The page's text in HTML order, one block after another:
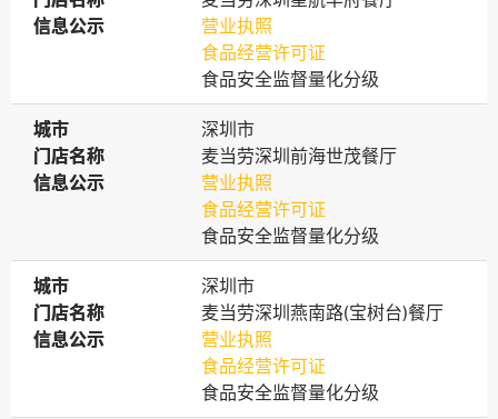
信息公示
信息公示
营业执照
食品经营许可证
食品安全监督量化分级
城市
城市
深圳市
门店名称
门店名称
麦当劳深圳前海世茂餐厅
信息公示
信息公示
营业执照
食品经营许可证
食品安全监督量化分级
城市
城市
深圳市
门店名称
门店名称
麦当劳深圳燕南路(宝树台)餐厅
信息公示
信息公示
营业执照
食品经营许可证
食品安全监督量化分级